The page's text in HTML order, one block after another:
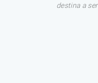
destina a